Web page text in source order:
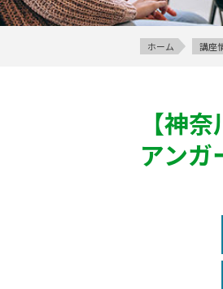
ホーム 講座
【神奈
アンガ